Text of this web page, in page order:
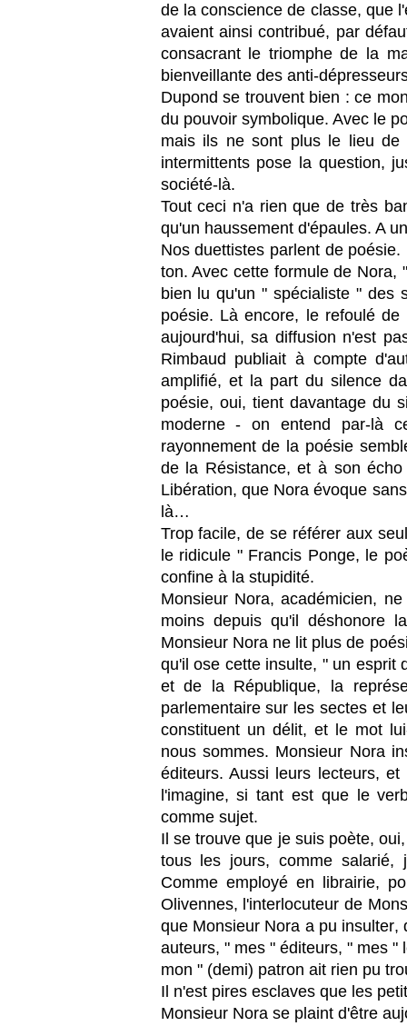
de la conscience de classe, que
avaient ainsi contribué, par
consacrant le triomphe de la
bienveillante des anti-
Dupond se trouvent bien : ce
du pouvoir symbolique. Avec le
mais ils ne sont plus le lieu
intermittents pose la question,
société-là.
Tout ceci n'a rien que de très
qu'un haussement d'épaules. A
Nos duettistes parlent de
ton. Avec cette formule de Nora,
bien lu qu'un " spécialiste "
poésie. Là encore, le refoulé
aujourd'hui, sa diffusion n'est
Rimbaud publiait à compte
amplifié, et la part du silence
poésie, oui, tient davantage du
moderne - on entend par-là
rayonnement de la poésie
de la Résistance, et à son
Libération, que Nora évoque
là…
Trop facile, de se référer aux
le ridicule " Francis Ponge, le
confine à la stupidité.
Monsieur Nora, académicien,
moins depuis qu'il déshonore
Monsieur Nora ne lit plus de
qu'il ose cette insulte, " un esprit
et de la République, la
parlementaire sur les sectes et
constituent un délit, et le mot
nous sommes. Monsieur Nora
éditeurs. Aussi leurs lecteurs,
l'imagine, si tant est que le
comme sujet.
Il se trouve que je suis poète,
tous les jours, comme
Comme employé en librairie,
Olivennes, l'interlocuteur de
que Monsieur Nora a pu
auteurs, " mes " éditeurs, " mes
mon " (demi) patron ait rien pu
Il n'est pires esclaves que les
Monsieur Nora se plaint d'être